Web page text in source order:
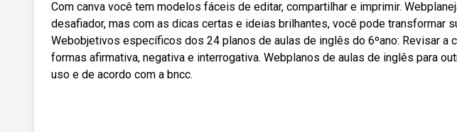
Com canva você tem modelos fáceis de editar, compartilhar e imprimir.
desafiador, mas com as dicas certas e ideias brilhantes, você pode transformar
Webobjetivos específicos dos 24 planos de aulas de inglês do 6ºano: Revisar a
formas afirmativa, negativa e interrogativa. Webplanos de aulas de inglês para
uso e de acordo com a bncc.